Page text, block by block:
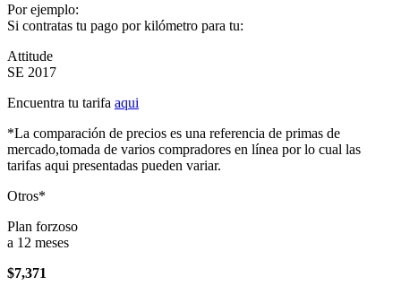
Por ejemplo:
Si contratas tu pago por kilómetro para tu:
Attitude
SE 2017
Encuentra tu tarifa aqui
*La comparación de precios es una referencia de primas de
mercado,tomada de varios compradores en línea por lo cual las
tarifas aqui presentadas pueden variar.
Otros*
Plan forzoso
a 12 meses
$7,371